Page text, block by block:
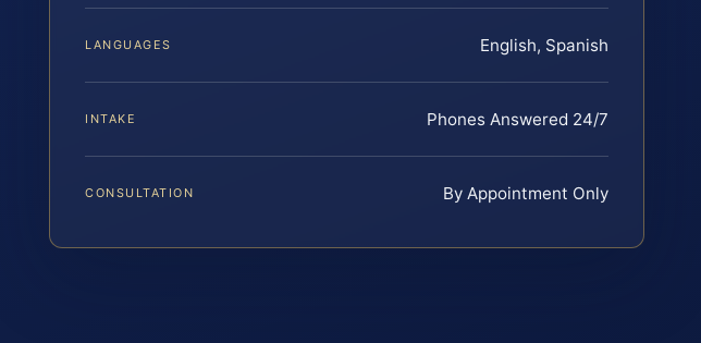
LANGUAGES English, Spanish
INTAKE Phones Answered 24/7
CONSULTATION By Appointment Only